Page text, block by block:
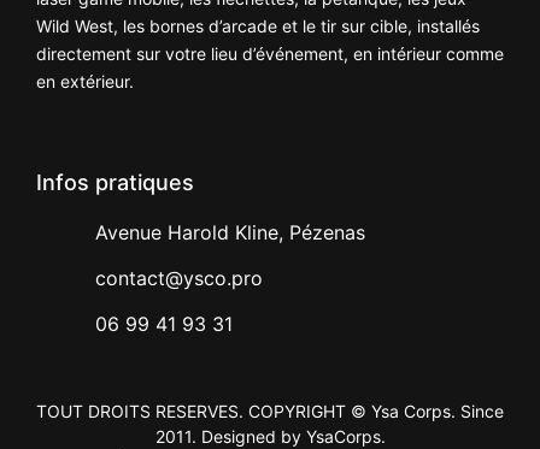
Wild West, les bornes d’arcade et le tir sur cible, installés
directement sur votre lieu d’événement, en intérieur comme
en extérieur.
Infos pratiques
Avenue Harold Kline, Pézenas
contact@ysco.pro
06 99 41 93 31
TOUT DROITS RESERVES. COPYRIGHT © Ysa Corps. Since
2011. Designed by YsaCorps.